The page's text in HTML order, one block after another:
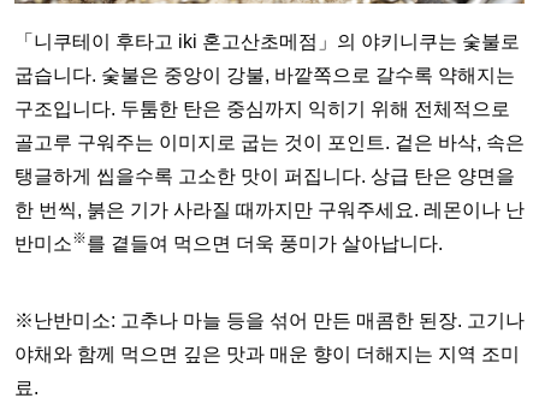
「니쿠테이 후타고 iki 혼고산초메점」의 야키니쿠는 숯불로
굽습니다. 숯불은 중앙이 강불, 바깥쪽으로 갈수록 약해지는
구조입니다. 두툼한 탄은 중심까지 익히기 위해 전체적으로
골고루 구워주는 이미지로 굽는 것이 포인트. 겉은 바삭, 속은
탱글하게 씹을수록 고소한 맛이 퍼집니다. 상급 탄은 양면을
한 번씩, 붉은 기가 사라질 때까지만 구워주세요. 레몬이나 난
반미소※를 곁들여 먹으면 더욱 풍미가 살아납니다.
※난반미소: 고추나 마늘 등을 섞어 만든 매콤한 된장. 고기나
야채와 함께 먹으면 깊은 맛과 매운 향이 더해지는 지역 조미
료.